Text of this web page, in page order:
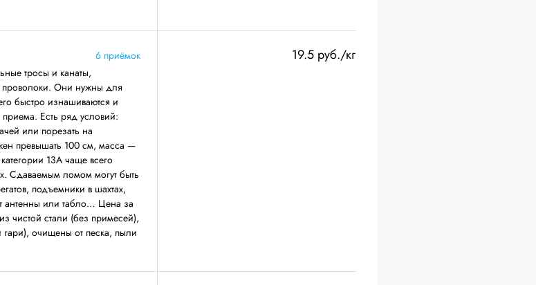
6 приёмок
тросы и канаты,
проволоки. Они нужны для
быстро изнашиваются и
приема. Есть ряд условий:
или порезать на
превышать 100 см, масса —
13А чаще всего
Сдаваемым ломом могут быть
подъемники в шахтах,
антенны или табло… Цена за
чистой стали (без примесей),
очищены от песка, пыли
19.5 руб./кг